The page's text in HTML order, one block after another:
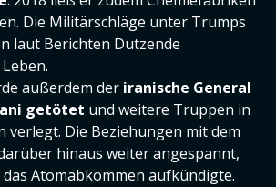
Die Militärschläge unter Trumps
laut Berichten Dutzende
außerdem der iranische General
getötet und weitere Truppen in
verlegt. Die Beziehungen mit dem
hinaus weiter angespannt,
Atomabkommen aufkündigte.